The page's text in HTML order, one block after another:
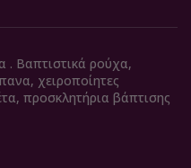
. Βαπτιστικά ρούχα,
χειροποίητες
προσκλητήρια βάπτισης